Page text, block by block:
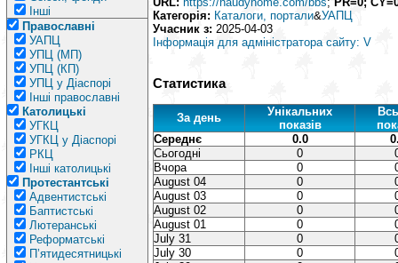
Інші
Православні
УАПЦ
УПЦ (МП)
УПЦ (КП)
УПЦ у Діаспорі
Інші православні
Католицькі
УГКЦ
УГКЦ у Діаспорі
РКЦ
Інші католицькі
Протестантські
Адвентистські
Баптистські
Лютеранські
Реформатські
П’ятидесятницькі
Категорія: Каталоги, портали&УАПЦ
Учасник з: 2025-04-03
Інформація для адміністратора сайту: V
Статистика
За день
Унікальних
показів
Середнє
0.0
Сьогодні
0
Вчора
0
August 04
0
August 03
0
August 02
0
August 01
0
July 31
0
July 30
0